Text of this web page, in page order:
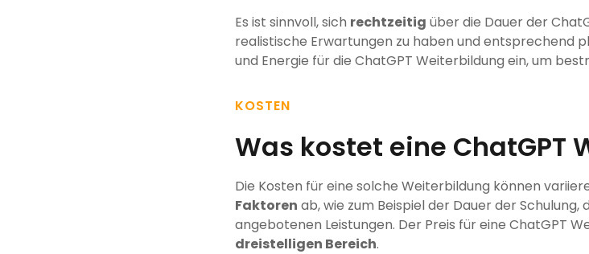
Es ist sinnvoll, sich rechtzeitig über die Dauer der
realistische Erwartungen zu haben und entsprechend
und Energie für die ChatGPT Weiterbildung ein, um
KOSTEN
Was kostet eine ChatGPT
Die Kosten für eine solche Weiterbildung können
Faktoren ab, wie zum Beispiel der Dauer der
angebotenen Leistungen. Der Preis für eine ChatGPT
dreistelligen Bereich.